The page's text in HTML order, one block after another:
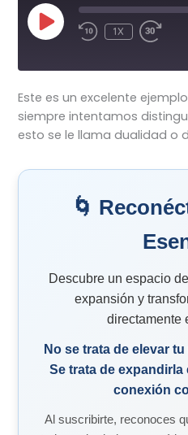
REPRODUCIR
EPISODIO 1X
Este es un excelente
siempre intentamos
esto se le llama dualidad o
🌀
Descubre un espacio
expansión y
directamente
No se trata de elevar
Se trata de expandirla
conexión
Al suscribirte, reconoces